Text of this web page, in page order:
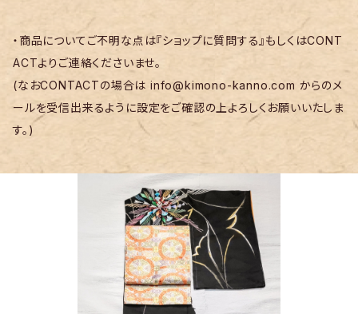
・商品についてご不明な点は『ショップに質問する』もしくはCONT
ACTよりご連絡くださいませ。
(なおCONTACTの場合はinfo@kimono-kanno.com からのメ
ールを受信出来るように設定をご確認の上よろしくお願いいたしま
す。)